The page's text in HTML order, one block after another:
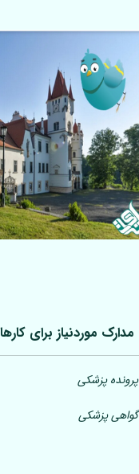
مدارک موردنیاز برای
پرونده پزشکی
گواهی پزشکی